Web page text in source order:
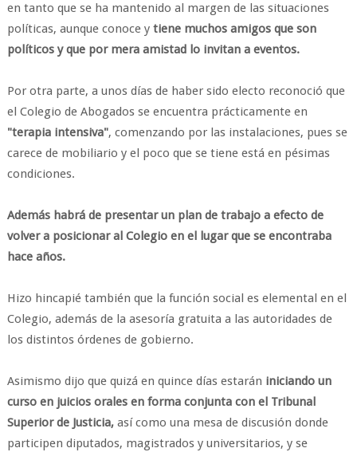
en tanto que se ha mantenido al margen de las situaciones
políticas, aunque conoce ytiene muchos amigos que son
políticos y que por mera amistad lo invitan a eventos.
Por otra parte, a unos días de haber sido electo reconoció que
el Colegio de Abogados se encuentra prácticamente en
"terapia intensiva", comenzando por las instalaciones, pues se
carece de mobiliario y el poco que se tiene está en pésimas
condiciones.
Además habrá de presentar un plan de trabajo a efecto de
volver a posicionar al Colegio en el lugar que se encontraba
hace años.
Hizo hincapié también que la función social es elemental en el
Colegio, además de la asesoría gratuita a las autoridades de
los distintos órdenes de gobierno.
Asimismo dijo que quizá en quince días estarán iniciando un
curso en juicios orales en forma conjunta con el Tribunal
Superior de Justicia,así como una mesa de discusión donde
participen diputados, magistrados y universitarios, y se